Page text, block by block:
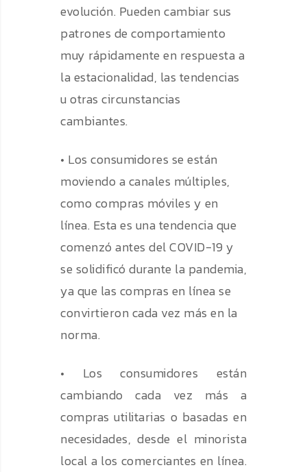
evolución. Pueden cambiar sus
patrones de comportamiento
muy rápidamente en respuesta a
la estacionalidad, las tendencias
u otras circunstancias
cambiantes.
• Los consumidores se están
moviendo a canales múltiples,
como compras móviles y en
línea. Esta es una tendencia que
comenzó antes del COVID-19 y
se solidificó durante la pandemia,
ya que las compras en línea se
convirtieron cada vez más en la
norma.
• Los consumidores están
cambiando cada vez más a
compras utilitarias o basadas en
necesidades, desde el minorista
local a los comerciantes en línea.